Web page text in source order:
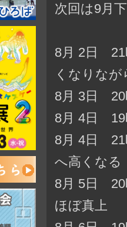
次回は9月
8月 2日
くなりな
8月 3日
8月 4日
8月 4日
へ高くなる
8月 5日
ほぼ真上